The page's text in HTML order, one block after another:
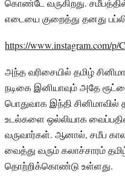
எடையை குறைத்து தனது
https://www.instagram.com/
அந்த வரிசையில் தமிழ்
நடிகை இனியாவும் அதே
பொதுவாக இந்தி
உடல்களை ஒல்லியாக
வருவார்கள். ஆனால், சமீப
வைத்து வரும் கலாச்சாரம்
தொற்றிக்கொண்டு உள்ளது.